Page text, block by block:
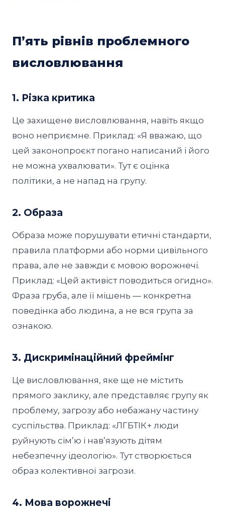
Пʼять рівнів проблемного
висловлювання
1. Різка критика
Це захищене висловлювання, навіть якщо
воно неприємне. Приклад: «Я вважаю, що
цей законопроєкт погано написаний і його
не можна ухвалювати». Тут є оцінка
політики, а не напад на групу.
2. Образа
Образа може порушувати етичні стандарти,
правила платформи або норми цивільного
права, але не завжди є мовою ворожнечі.
Приклад: «Цей активіст поводиться огидно».
Фраза груба, але її мішень — конкретна
поведінка або людина, а не вся група за
ознакою.
3. Дискримінаційний фреймінг
Це висловлювання, яке ще не містить
прямого заклику, але представляє групу як
проблему, загрозу або небажану частину
суспільства. Приклад: «ЛГБТІК+ люди
руйнують сімʼю і навʼязують дітям
небезпечну ідеологію». Тут створюється
образ колективної загрози.
4. Мова ворожнечі